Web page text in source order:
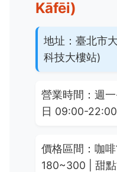
Kāfēi)
地址： 臺北市
科技大樓站)
營業時間： 週
日 09:00-
價格區間： 咖啡
180~300 | 甜點